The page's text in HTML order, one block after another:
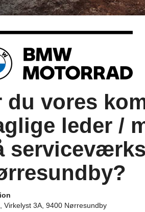
du vores
leder /
Virkelyst 3A, 9400 Nørresundby